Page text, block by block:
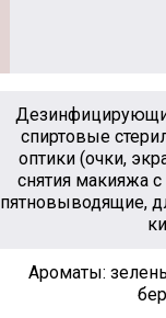
спиртовые
оптики (очки,
снятия макияжа
пятновыводящие,
Ароматы: